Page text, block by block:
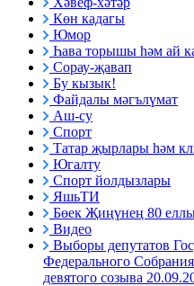
Көн кадагы
Юмор
Һава торышы һәм ай
Сорау-җавап
Бу кызык!
Файдалы мәгълүмат
Аш-су
Спорт
Татар җырлары һәм
Югалту
Спорт йолдызлары
ЯшьТИ
Бөек Җиңүнең 80
Видео
Выборы депутатов
Федерального
девятого созыва